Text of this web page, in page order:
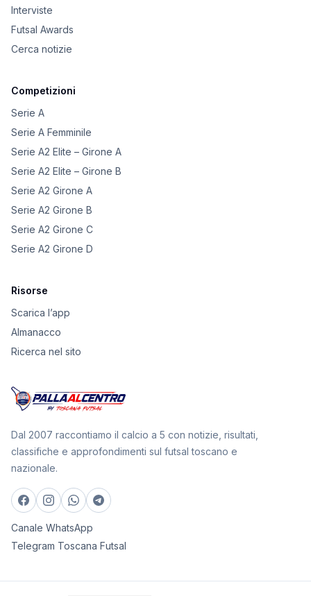
Interviste
Futsal Awards
Cerca notizie
Competizioni
Serie A
Serie A Femminile
Serie A2 Elite – Girone A
Serie A2 Elite – Girone B
Serie A2 Girone A
Serie A2 Girone B
Serie A2 Girone C
Serie A2 Girone D
Risorse
Scarica l’app
Almanacco
Ricerca nel sito
Dal 2007 raccontiamo il calcio a 5 con notizie, risultati,
classifiche e approfondimenti sul futsal toscano e
nazionale.
Canale WhatsApp
Telegram Toscana Futsal